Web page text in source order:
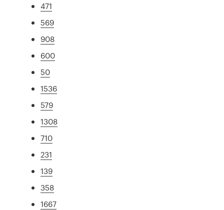
471
569
908
600
50
1536
579
1308
710
231
139
358
1667